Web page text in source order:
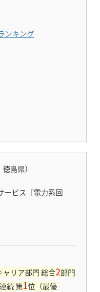
ンキング
島県）
ービス［電力系回
ャリア部門 総合2部門
続 第1位（最優